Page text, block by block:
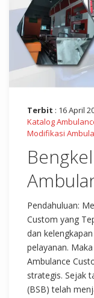
Terbit : 16 April
Katalog
Modifikasi
Pendahuluan:
Custom yang
dan
pelayanan.
Ambulance
strategis. Sejak
(BSB) telah